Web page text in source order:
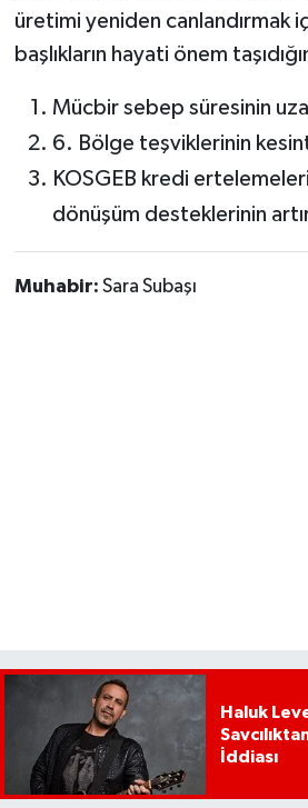
üretimi yeniden canlandırmak
başlıkların hayati önem
Mücbir sebep süresinin
6. Bölge teşviklerinin
KOSGEB kredi
dönüşüm desteklerinin
Muhabir: Sara Subaşı
Haluk
İddiası